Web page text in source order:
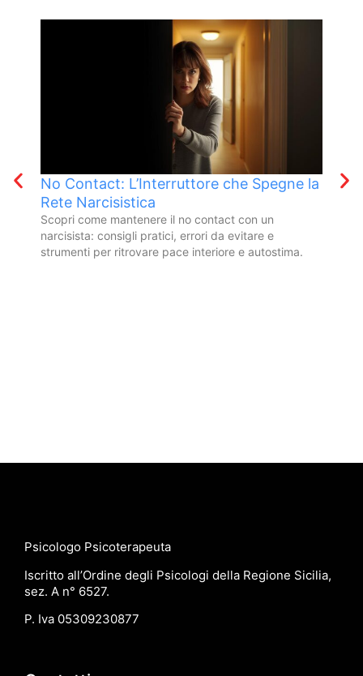
No Contact: L’Interruttore che Spegne la
Rete Narcisistica
Scopri come mantenere il no contact con un
narcisista: consigli pratici, errori da evitare e
strumenti per ritrovare pace interiore e autostima.
La
Psicologo Psicoterapeuta
Iscritto all’Ordine degli Psicologi della Regione Sicilia,
sez. A n° 6527.
P. Iva 05309230877